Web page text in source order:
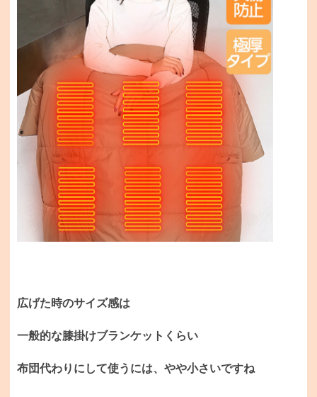
広げた時のサイズ感は
一般的な膝掛けブランケットくらい
布団代わりにして使うには、やや小さいですね